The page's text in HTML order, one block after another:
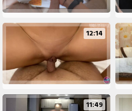
12:14
11:49